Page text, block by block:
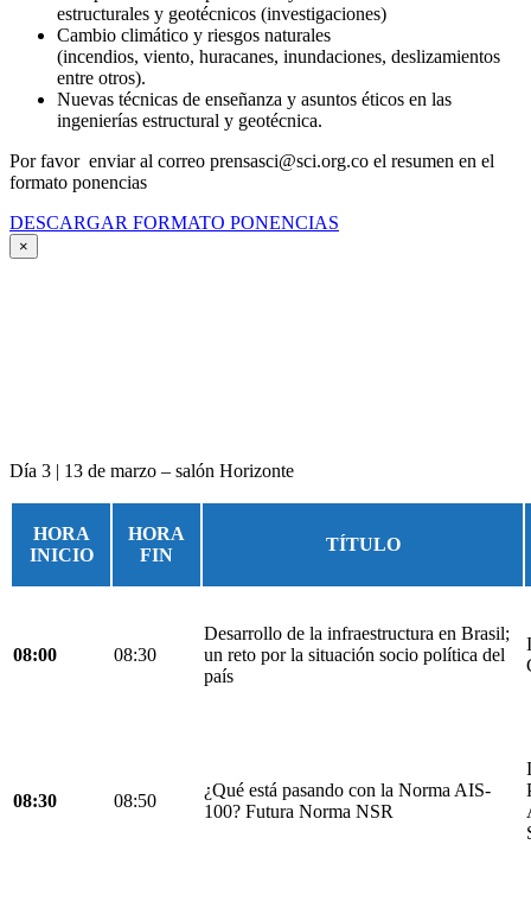
estructurales y geotécnicos (investigaciones)
Cambio climático y riesgos naturales
(incendios, viento, huracanes, inundaciones, deslizamientos
entre otros).
Nuevas técnicas de enseñanza y asuntos éticos en las
ingenierías estructural y geotécnica.
Por favor enviar al correo prensasci@sci.org.co el resumen en el
formato ponencias
DESCARGAR FORMATO PONENCIAS
×
Día 3 | 13 de marzo – salón Horizonte
HORA
INICIO
HORA
FIN
TÍTULO
08:00 08:30
Desarrollo de la infraestructura en Brasil;
un reto por la situación socio política del
país
08:30 08:50
¿Qué está pasando con la Norma AIS-
100? Futura Norma NSR